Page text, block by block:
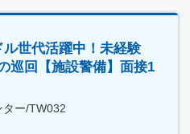
世代活躍中！未経験
巡回【施設警備】面接1
ター/TW032